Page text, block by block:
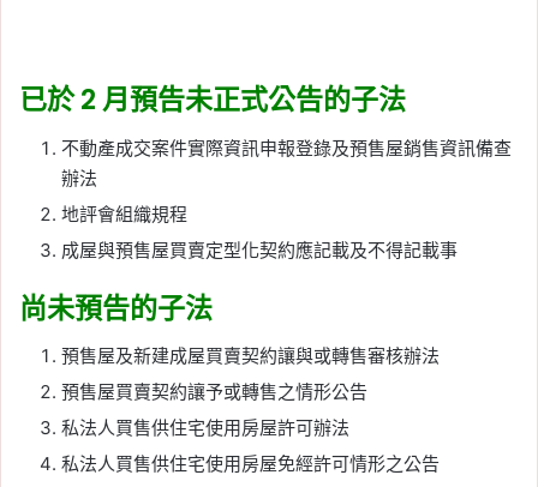
已於 2 月預告未正式公告的子法
不動產成交案件實際資訊申報登錄及預售屋銷售資訊備查
辦法
地評會組織規程
成屋與預售屋買賣定型化契約應記載及不得記載事
尚未預告的子法
預售屋及新建成屋買賣契約讓與或轉售審核辦法
預售屋買賣契約讓予或轉售之情形公告
私法人買售供住宅使用房屋許可辦法
私法人買售供住宅使用房屋免經許可情形之公告